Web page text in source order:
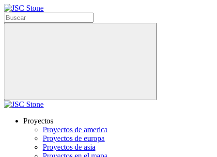
Proyectos
Proyectos de america
Proyectos de europa
Proyectos de asia